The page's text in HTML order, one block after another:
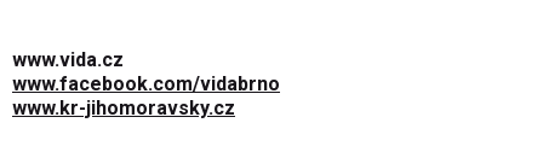
www.vida.cz
www.facebook.com/vidabrno
www.kr-jihomoravsky.cz